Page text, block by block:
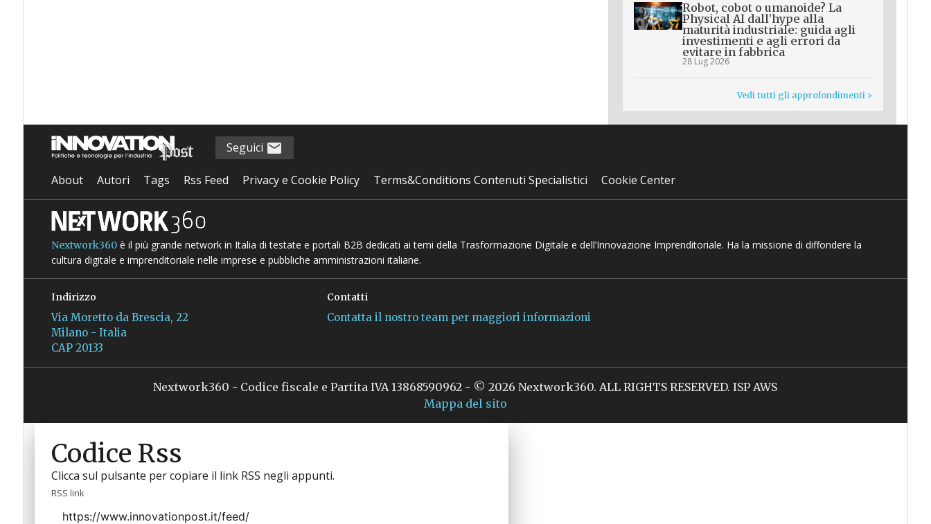
Robot, cobot o umanoide? La
Physical AI dall’hype alla
maturità industriale: guida agli
investimenti e agli errori da
evitare in fabbrica
28 Lug 2026
Vedi tutti gli approfondimenti >
Seguici
About Autori Tags Rss Feed Privacy e Cookie Policy Terms&Conditions Contenuti Specialistici Cookie Center
Nextwork360è il più grande network in Italia di testate e portali B2B dedicati ai temi della Trasformazione Digitale e dell’Innovazione Imprenditoriale. Ha la missione di diffondere la
cultura digitale e imprenditoriale nelle imprese e pubbliche amministrazioni italiane.
Indirizzo
Via Moretto da Brescia, 22
Milano - Italia
CAP 20133
Contatti
Contatta il nostro team per maggiori informazioni
Nextwork360 - Codice fiscale e Partita IVA 13868590962 - © 2026 Nextwork360. ALL RIGHTS RESERVED. ISP AWS
Mappa del sito
Codice Rss
Clicca sul pulsante per copiare il link RSS negli appunti.
RSS link